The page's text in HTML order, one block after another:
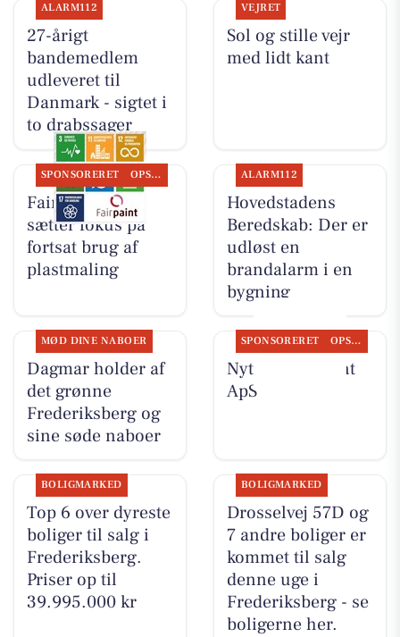
ALARM112
27-årigt
bandemedlem
udleveret til
Danmark - sigtet i
to drabssager
VEJRET
Sol og stille vejr
med lidt kant
SPONSORERET OPSLAGSTAVLEN
Fairpaint ApS
sætter fokus på
fortsat brug af
plastmaling
ALARM112
Hovedstadens
Beredskab: Der er
udløst en
brandalarm i en
bygning
MØD DINE NABOER
Dagmar holder af
det grønne
Frederiksberg og
sine søde naboer
SPONSORERET OPSLAGSTAVLEN
Nyt fra Fairpaint
ApS
BOLIGMARKED
Top 6 over dyreste
boliger til salg i
Frederiksberg.
Priser op til
39.995.000 kr
BOLIGMARKED
Drosselvej 57D og
7 andre boliger er
kommet til salg
denne uge i
Frederiksberg - se
boligerne her.